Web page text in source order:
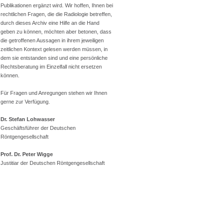
Publikationen ergänzt wird. Wir hoffen, Ihnen bei
rechtlichen Fragen, die die Radiologie betreffen,
durch dieses Archiv eine Hilfe an die Hand
geben zu können, möchten aber betonen, dass
die getroffenen Aussagen in ihrem jeweiligen
zeitlichen Kontext gelesen werden müssen, in
dem sie entstanden sind und eine persönliche
Rechtsberatung im Einzelfall nicht ersetzen
können.
Für Fragen und Anregungen stehen wir Ihnen
gerne zur Verfügung.
Dr. Stefan Lohwasser
Geschäftsführer der Deutschen
Röntgengesellschaft
Prof. Dr. Peter Wigge
Justitiar der Deutschen Röntgengesellschaft